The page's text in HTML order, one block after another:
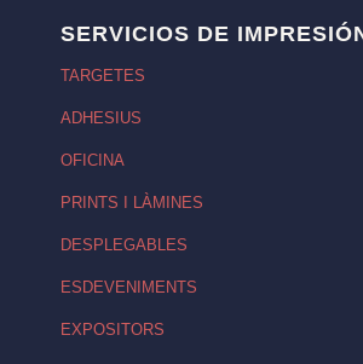
SERVICIOS DE
TARGETES
ADHESIUS
OFICINA
PRINTS I LÀMINES
DESPLEGABLES
ESDEVENIMENTS
EXPOSITORS